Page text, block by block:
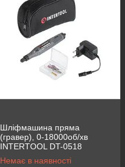
Шліфмашина пряма
(гравер), 0-18000об/хв
INTERTOOL DT-0518
Немає в наявності